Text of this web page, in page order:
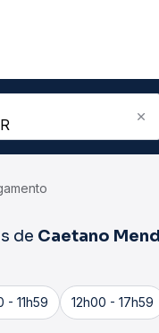
de Caetano
- 11h59 12h00 - 17h59